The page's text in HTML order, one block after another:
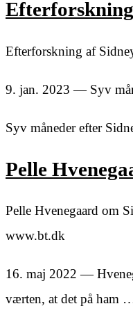
Efterforskning af
9. jan. 2023 — Syv
Syv måneder efter
Pelle
Pelle Hvenegaard om
www.bt.dk
16. maj 2022 —
værten, at det på ham